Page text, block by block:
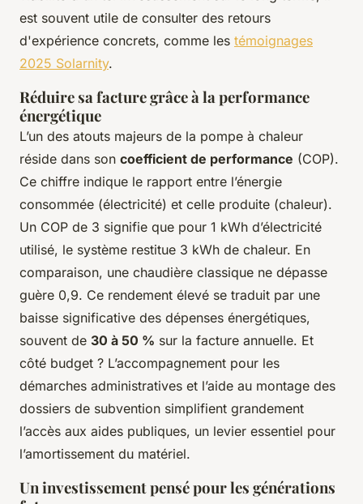
est souvent utile de consulter des retours
d'expérience concrets, comme les témoignages
2025 Solarnity.
Réduire sa facture grâce à la performance
énergétique
L’un des atouts majeurs de la pompe à chaleur
réside dans son coefficient de performance (COP).
Ce chiffre indique le rapport entre l’énergie
consommée (électricité) et celle produite (chaleur).
Un COP de 3 signifie que pour 1 kWh d’électricité
utilisé, le système restitue 3 kWh de chaleur. En
comparaison, une chaudière classique ne dépasse
guère 0,9. Ce rendement élevé se traduit par une
baisse significative des dépenses énergétiques,
souvent de 30 à 50 % sur la facture annuelle. Et
côté budget ? L’accompagnement pour les
démarches administratives et l’aide au montage des
dossiers de subvention simplifient grandement
l’accès aux aides publiques, un levier essentiel pour
l’amortissement du matériel.
Un investissement pensé pour les générations